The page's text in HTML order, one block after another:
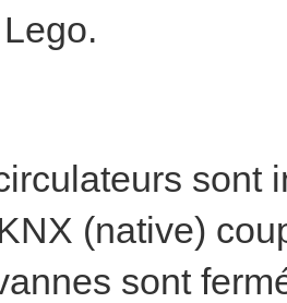
sont
(native)
sont